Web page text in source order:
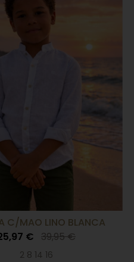
C/MAO LINO BLANCA
€ 39,95 €
2 8 14 16